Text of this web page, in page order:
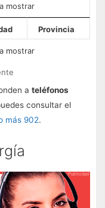
mostrar
Provincia
mostrar
a teléfonos
consultar el
más 902.